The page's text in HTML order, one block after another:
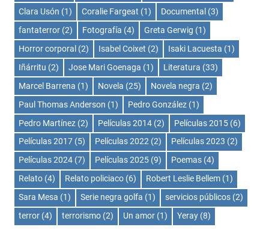
Clara Usón (1) Coralie Fargeat (1) Documental (3)
fantaterror (2) Fotografía (4) Greta Gerwig (1)
Horror corporal (2) Isabel Coixet (2) Isaki Lacuesta (1)
Iñárritu (2) Jose Mari Goenaga (1) Literatura (33)
Marcel Barrena (1) Novela (25) Novela negra (2)
Paul Thomas Anderson (1) Pedro González (1)
Pedro Martínez (2) Películas 2014 (2) Películas 2015 (6)
Películas 2017 (5) Películas 2022 (2) Películas 2023 (2)
Películas 2024 (7) Películas 2025 (9) Poemas (4)
Relato (4) Relato policiaco (6) Robert Leslie Bellem (1)
Sara Mesa (1) Serie negra golfa (1) servicios públicos (2)
terror (4) terrorismo (2) Un amor (1) Yeray (8)